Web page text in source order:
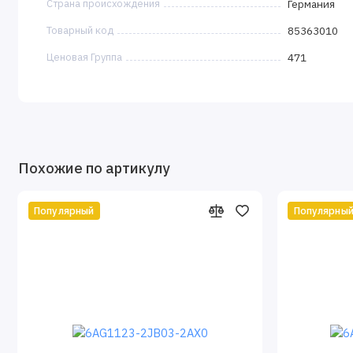
Страна происхождения Германия
Товарный код 85363010
Ценовая Группа 471
Похожие по артикулу
Популярный Популярный